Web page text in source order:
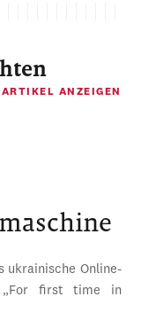
ANZEIGEN
ukrainische Online-
„For first time in